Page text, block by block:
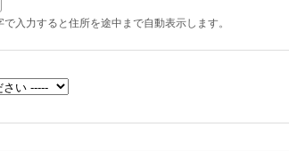
入力すると住所を途中まで自動表示します。